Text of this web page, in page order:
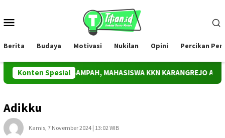
konten
Berita Budaya Motivasi Nukilan Opini Percikan
Konten Spesial
PEDULI SAMPAH, MAHASISWA KKN KARANGREJO AJAK
Adikku
Kamis, 7 November 2024 | 13:02 WIB